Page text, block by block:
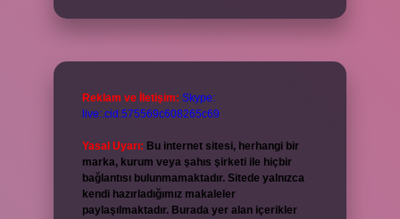
Reklam ve İletişim: Skype:
live:.cid.575569c608265c69
Yasal Uyarı: Bu internet sitesi, herhangi bir
marka, kurum veya şahıs şirketi ile hiçbir
bağlantısı bulunmamaktadır. Sitede yalnızca
kendi hazırladığımız makaleler
paylaşılmaktadır. Burada yer alan içerikler